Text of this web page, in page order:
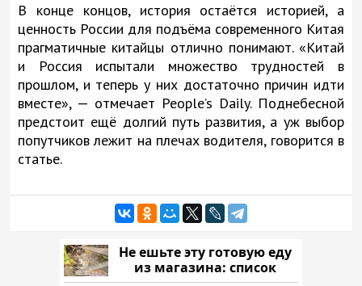
В конце концов, история остаётся историей, а
ценность России для подъёма современного Китая
прагматичные китайцы отлично понимают. «Китай
и Россия испытали множество трудностей в
прошлом, и теперь у них достаточно причин идти
вместе», — отмечает People’s Daily. Поднебесной
предстоит ещё долгий путь развития, а уж выбор
попутчиков лежит на плечах водителя, говорится в
статье.
Не ешьте эту готовую еду
из магазина: список